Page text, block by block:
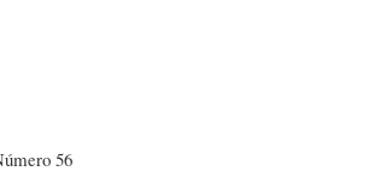
56